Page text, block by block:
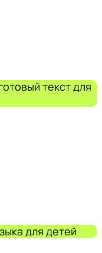
текст для
для детей